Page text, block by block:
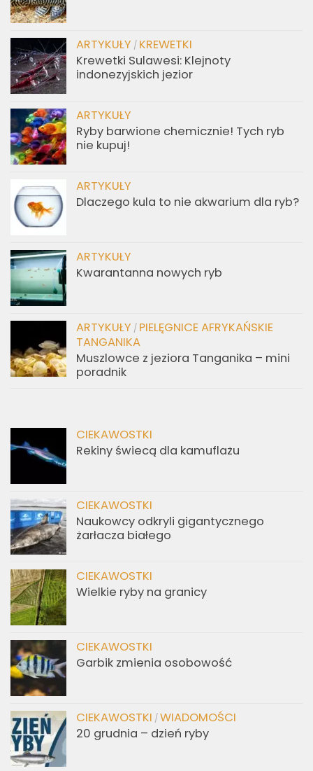
ARTYKUŁY / KREWETKI
Krewetki Sulawesi: Klejnoty
indonezyjskich jezior
ARTYKUŁY
Ryby barwione chemicznie! Tych ryb
nie kupuj!
ARTYKUŁY
Dlaczego kula to nie akwarium dla ryb?
ARTYKUŁY
Kwarantanna nowych ryb
ARTYKUŁY / PIELĘGNICE AFRYKAŃSKIE
TANGANIKA
Muszlowce z jeziora Tanganika – mini
poradnik
CIEKAWOSTKI
Rekiny świecą dla kamuflażu
CIEKAWOSTKI
Naukowcy odkryli gigantycznego
żarłacza białego
CIEKAWOSTKI
Wielkie ryby na granicy
CIEKAWOSTKI
Garbik zmienia osobowość
CIEKAWOSTKI / WIADOMOŚCI
20 grudnia – dzień ryby